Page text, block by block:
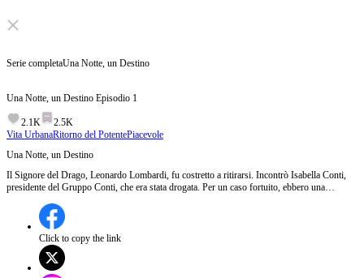
Serie completaUna Notte, un Destino
Una Notte, un Destino Episodio 1
2.1K
2.5K
Vita UrbanaRitorno del PotentePiacevole
Una Notte, un Destino
Il Signore del Drago, Leonardo Lombardi, fu costretto a ritirarsi. Incontrò Isabella Conti,
presidente del Gruppo Conti, che era stata drogata. Per un caso fortuito, ebbero una
Leonardo assunse il ruolo di padre e marito, risolvendo ogni crisi di Isabella con le sue
capacità, proteggendo lei e la figlia.
Click to copy the link